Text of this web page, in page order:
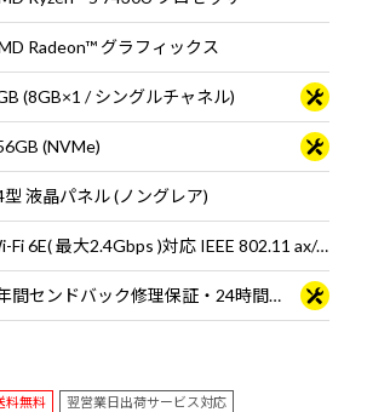
Radeon™ グラフィックス
(8GB×1 / シングルチャネル)
(NVMe)
型 液晶パネル (ノングレア)
Wi-Fi 6E( 最大2.4Gbps )対応 IEEE 802.11 ax/ac/a/b/g/n準拠 ＋ Bluetooth 5内蔵
3年間センドバック修理保証・24時間×365日電話サポート
料無料 翌営業日出荷サービス対応